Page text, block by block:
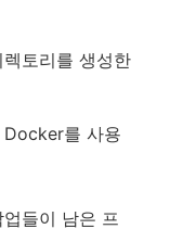
토리를 생성한
Docker를 사용
들이 남은 프